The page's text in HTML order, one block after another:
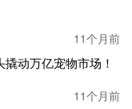
，公司新增便携储
展的重要转折点。
认知度低，华宝新
携储能电源“探索者”
11个月前
动万亿宠物市场！
11个月前